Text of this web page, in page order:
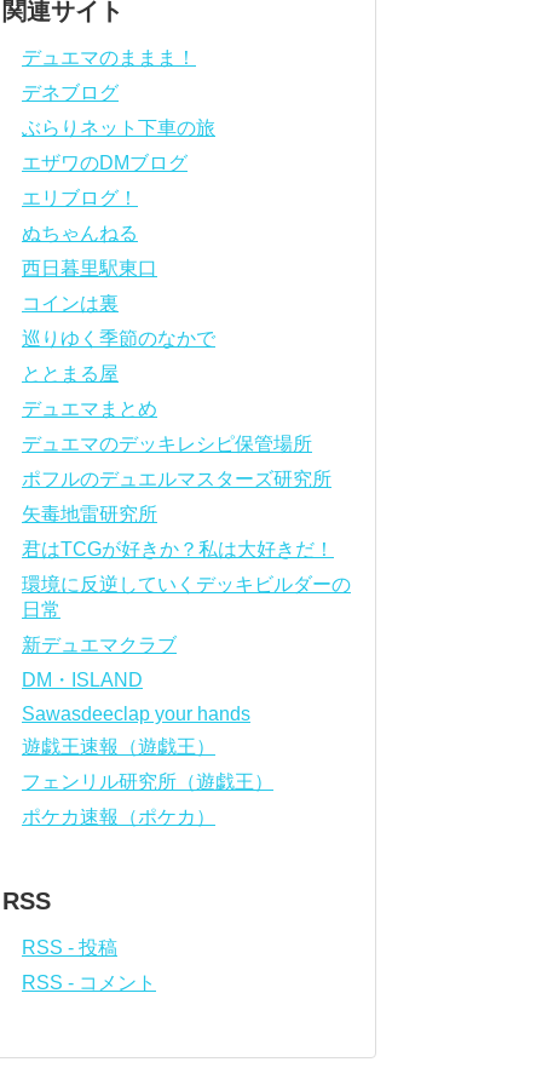
関連サイト
デュエマのままま！
デネブログ
ぶらりネット下車の旅
エザワのDMブログ
エリブログ！
ぬちゃんねる
西日暮里駅東口
コインは裏
巡りゆく季節のなかで
ととまる屋
デュエマまとめ
デュエマのデッキレシピ保管場所
ポフルのデュエルマスターズ研究所
矢毒地雷研究所
君はTCGが好きか？私は大好きだ！
環境に反逆していくデッキビルダーの
日常
新デュエマクラブ
DM・ISLAND
Sawasdeeclap your hands
遊戯王速報（遊戯王）
フェンリル研究所（遊戯王）
ポケカ速報（ポケカ）
RSS
RSS - 投稿
RSS - コメント